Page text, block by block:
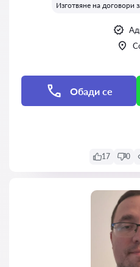
Изготвяне на договори
Обади се
17 0